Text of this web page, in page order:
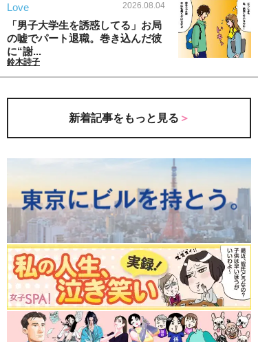
Love 2026.08.04
「男子大学生を誘惑してる」お局
の嘘でパート退職。巻き込んだ彼
に“謝...
鈴木詩子
新着記事をもっと見る